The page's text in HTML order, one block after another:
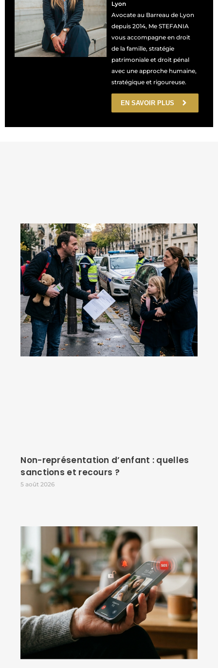
Lyon
Avocate au Barreau de Lyon
depuis 2014, Me STEFANIA
vous accompagne en droit
de la famille, stratégie
patrimoniale et droit pénal
avec une approche humaine,
stratégique et rigoureuse.
EN SAVOIR PLUS
Non-représentation d’enfant : quelles
sanctions et recours ?
5 août 2026